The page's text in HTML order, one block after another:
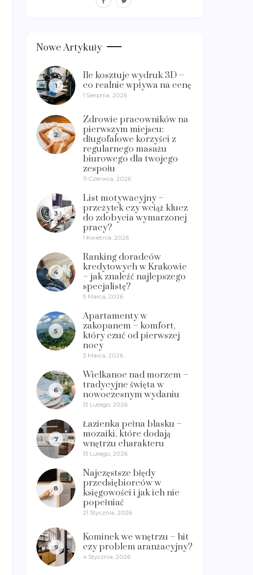
Nowe Artykuły
1
Ile kosztuje wydruk 3D –
co realnie wpływa na cenę
1 Sierpnia, 2026
2
Zdrowie pracowników na
pierwszym miejscu:
długofalowe korzyści z
regularnego masażu
biurowego dla twojego
zespołu
11 Czerwca, 2026
3
List motywacyjny –
przeżytek czy wciąż klucz
do zdobycia wymarzonej
pracy?
1 Kwietnia, 2026
4
Ranking doradców
kredytowych w Krakowie
– jak znaleźć najlepszego
specjalistę?
9 Marca, 2026
5
Apartamenty w
zakopanem – komfort,
który czuć od pierwszej
nocy
3 Marca, 2026
6
Wielkanoc nad morzem –
tradycyjne święta w
nowoczesnym wydaniu
13 Lutego, 2026
7
Łazienka pełna blasku –
mozaiki, które dodają
wnętrzu charakteru
13 Lutego, 2026
8
Najczęstsze błędy
przedsiębiorców w
księgowości i jak ich nie
popełniać
21 Stycznia, 2026
9
Kominek we wnętrzu – hit
czy problem aranżacyjny?
4 Stycznia, 2026